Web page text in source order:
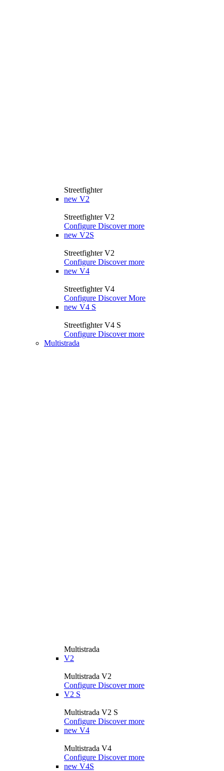
Streetfighter
new V2
Streetfighter V2
Configure Discover more
new V2S
Streetfighter V2
Configure Discover more
new V4
Streetfighter V4
Configure Discover More
new V4 S
Streetfighter V4 S
Configure Discover more
Multistrada
Multistrada
V2
Multistrada V2
Configure Discover more
V2 S
Multistrada V2 S
Configure Discover more
new V4
Multistrada V4
Configure Discover more
new V4S